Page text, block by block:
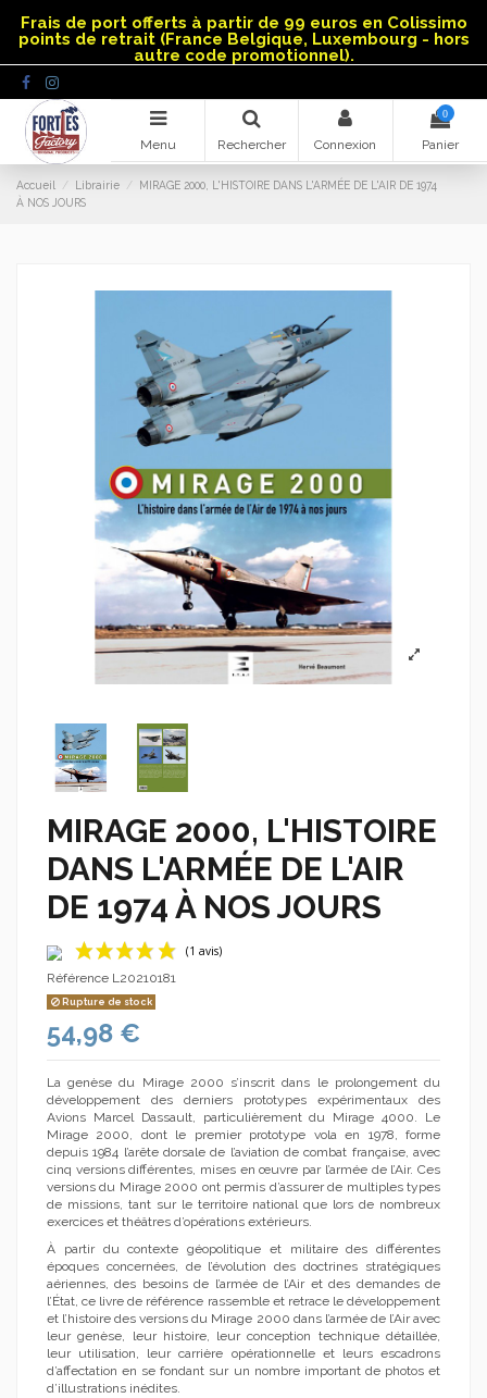
Frais de port offerts à partir de 99 euros en Colissimo
points de retrait (France Belgique, Luxembourg - hors
autre code promotionnel).
Menu Rechercher Connexion
0
Panier
Accueil Librairie
MIRAGE 2000, L'HISTOIRE DANS L'ARMÉE DE L'AIR DE 1974
À NOS JOURS
MIRAGE 2000, L'HISTOIRE
DANS L'ARMÉE DE L'AIR
DE 1974 À NOS JOURS
(1 avis)
Référence L20210181
Rupture de stock
54,98 €
La genèse du Mirage 2000 s’inscrit dans le prolongement du
développement des derniers prototypes expérimentaux des
Avions Marcel Dassault, particulièrement du Mirage 4000. Le
Mirage 2000, dont le premier prototype vola en 1978, forme
depuis 1984 l’arête dorsale de l’aviation de combat française, avec
cinq versions différentes, mises en œuvre par l’armée de l’Air. Ces
versions du Mirage 2000 ont permis d’assurer de multiples types
de missions, tant sur le territoire national que lors de nombreux
exercices et théâtres d’opérations extérieurs.
À partir du contexte géopolitique et militaire des différentes
époques concernées, de l’évolution des doctrines stratégiques
aériennes, des besoins de l’armée de l’Air et des demandes de
l’État, ce livre de référence rassemble et retrace le développement
et l’histoire des versions du Mirage 2000 dans l’armée de l’Air avec
leur genèse, leur histoire, leur conception technique détaillée,
leur utilisation, leur carrière opérationnelle et leurs escadrons
d’affectation en se fondant sur un nombre important de photos et
d’illustrations inédites.